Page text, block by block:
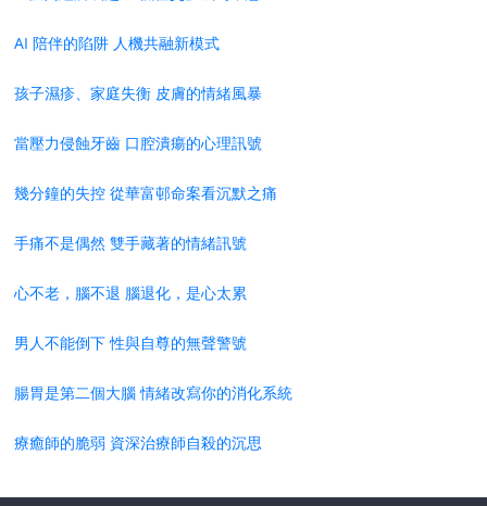
AI 陪伴的陷阱 人機共融新模式
孩子濕疹、家庭失衡 皮膚的情緒風暴
當壓力侵蝕牙齒 口腔潰瘍的心理訊號
幾分鐘的失控 從華富邨命案看沉默之痛
手痛不是偶然 雙手藏著的情緒訊號
心不老，腦不退 腦退化，是心太累
男人不能倒下 性與自尊的無聲警號
腸胃是第二個大腦 情緒改寫你的消化系統
療癒師的脆弱 資深治療師自殺的沉思